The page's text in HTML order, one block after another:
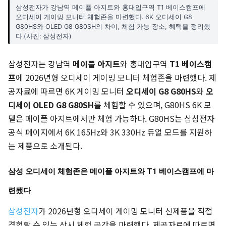
삼성전자가 강남역 메이플 아지트와 홍대입구역 T1 베이스캠프에
오디세이 게이밍 모니터 체험존을 마련했다. 6K 오디세이 G8
G80HS와 OLED G8 G80SH의 차이, 체험 가능 장소, 혜택을 정리했
다.(사진: 삼성전자)
삼성전자는 강남역 메이플 아지트와 홍대입구역 T1 베이스캠
프에 2026년형 오디세이 게이밍 모니터 체험존을 마련했다. 제
공자료에 따르면 6K 게이밍 모니터 오디세이 G8 G80HS와 오
디세이 OLED G8 G80SH를 체험할 수 있으며, G80HS 6K 모
델은 메이플 아지트에서만 체험 가능하다. G80HS는 삼성전자
공식 페이지에서 6K 165Hz와 3K 330Hz 듀얼 모드를 지원하
는 제품으로 소개된다.
삼성 오디세이 체험존은 메이플 아지트와 T1 베이스캠프에 마
련됐다
삼성전자가 2026년형 오디세이 게이밍 모니터 신제품을 직접